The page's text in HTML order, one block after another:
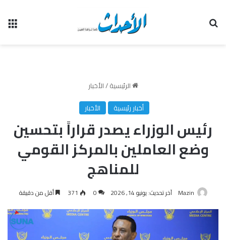
الرئيسية/الأخبار
أخبار رئيسية
الأخبار
رئيس الوزراء يصدر قراراً بتحسين
وضع العاملين بالمركز القومي
للمناهج
Mazin آخر تحديث: يونيو 14, 2026 0
371 أقل من دقيقة